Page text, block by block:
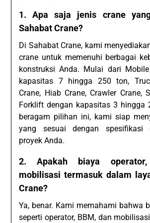
1. Apa saja jenis crane
Sahabat Crane?
Di Sahabat Crane, kami
crane untuk memenuhi berbagai
konstruksi Anda. Mulai dari
kapasitas 7 hingga 250 ton,
Crane, Hiab Crane, Crawler Crane,
Forklift dengan kapasitas 3 hingga
beragam pilihan ini, kami siap
yang sesuai dengan spesifikasi
proyek Anda.
2. Apakah biaya
mobilisasi termasuk dalam
Crane?
Ya, benar. Kami memahami bahwa
seperti operator, BBM, dan